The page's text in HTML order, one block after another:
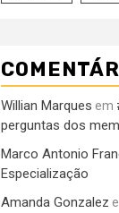
Willian Marques em
perguntas dos
Marco Antonio
Especialização
Amanda Gonzalez